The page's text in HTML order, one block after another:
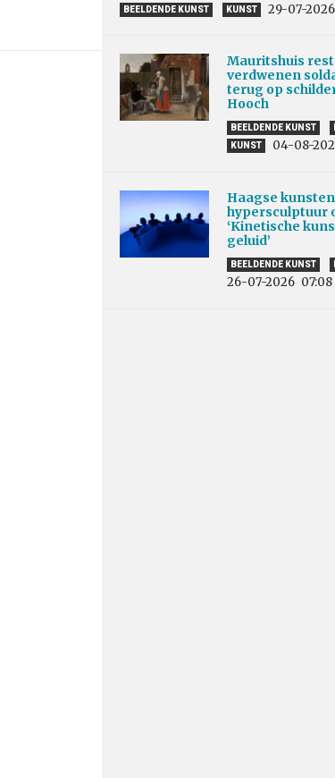
BEELDENDE KUNST KUNST 29-07-2026
Mauritshuis
verdwenen
terug op
Hooch
BEELDENDE KUNST
KUNST
04-08-
Haagse
hypersculptuur
‘Kinetische
geluid’
BEELDENDE KUNST
26-07-2026 07:08